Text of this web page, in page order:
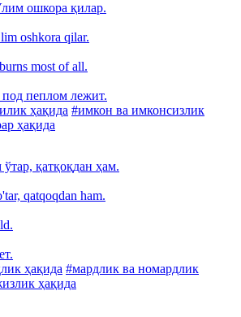
ошкора қилар.
oshkora qilar.
most of all.
пеплом лежит.
ҳақида #имкон ва имконсизлик
ҳақида
қатқоқдан ҳам.
qatqoqdan ham.
ҳақида #мардлик ва номардлик
ҳақида